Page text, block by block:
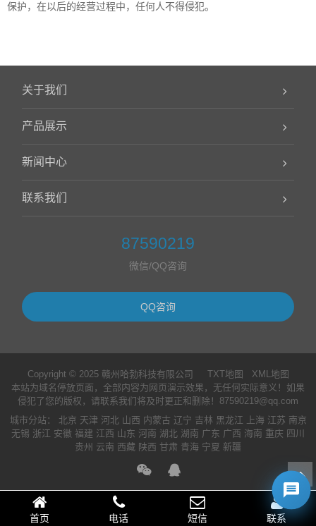
保护，在以后的经营过程中，任何人不得侵犯。
关于我们
产品展示
新闻中心
联系我们
87590219
微信/QQ咨询
QQ咨询
Copyright © 2025 赣州哈勃科技有限公司 TXT地图
XML地图
本站为域名停放页面，全部内容为网页演示效果，无任何实际意义！如果
侵犯了您的版权，请联系我们将及时更正和删除！87590219@qq.com
城市分站： 北京 天津 河北 山西 内蒙古 辽宁 吉林 黑龙江 上海 江苏 南京
无锡 浙江 安徽 福建 江西 山东 河南 湖北 湖南 广东 广西 海南 重庆 四川
贵州 云南 西藏 陕西 甘肃 青海 宁夏 新疆
首页 电话 短信 联系